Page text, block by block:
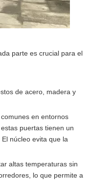
parte es crucial para el
de acero, madera y
en entornos
estas puertas tienen un
núcleo evita que la
altas temperaturas sin
lo que permite a